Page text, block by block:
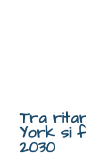
Tra
York si
2030